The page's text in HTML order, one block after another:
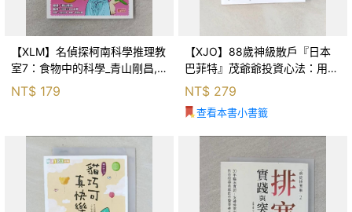
【XLM】名偵探柯南科學推理教
室7：食物中的科學_青山剛昌,
NT$ 179
【XJO】88歲神級散戶『日本
巴菲特』茂爺爺投資心法：用
「126法則」滾出18億円資產的
69年股海交易術_藤本茂, 賴惠
鈴
NT$ 279
查看本書小書籤